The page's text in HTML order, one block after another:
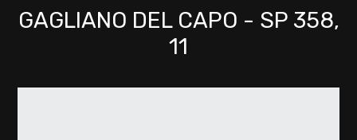
GAGLIANO DEL CAPO - SP 358,
11
IMMOBILI